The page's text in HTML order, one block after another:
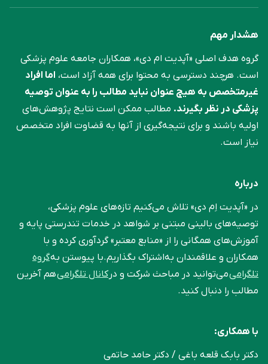
هشدار مهم
گروه هدف اصلی «آپدیت ام دی»، همکاران جامعه علوم ‌پزشکی
است. هرچند دسترسی به محتوا برای همه آزاد است، اما افراد
غیرمتخصص به هیچ عنوان نباید مطالب را به عنوان توصیه
پزشکی در نظر بگیرند. مطالب ممکن است نتایج پژوهش‌های
اولیه باشند و برای نتیجه‌گیری از آنها به قضاوت افراد متخصص
نیاز است.
درباره
در «آپدیت اِم دی» تلاش می‌کنیم تازه‌های علوم پزشکی،
توصیه‌های بالینی مبتنی بر شواهد در خدمات تندرستی پایه و
آموزش‌های همگانی را از «منابع معتبر» گردآوری کرده و با
همکاران و علاقمندان به‌اشتراک بگذاریم.با پیوستن بهگروه
تلگرامیمی‌توانید در مباحث شرکت و درکانال تلگرامیهم آخرین
مطالب را دنبال کنید.
با همکاری:
دکتر بابک قلعه‌ باغی / دکتر حامد حاتمی